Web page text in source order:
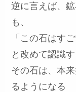
逆に言えば、
も、
「この石はす
と改めて認識す
その石は、本
るようになる